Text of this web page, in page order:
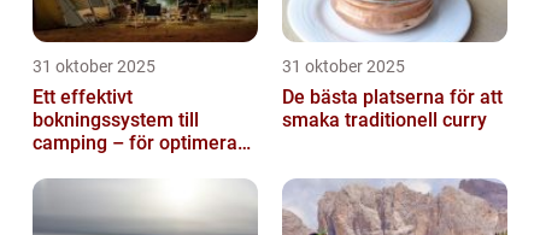
31 oktober 2025
Ett effektivt
bokningssystem till
camping – för optimerad
31 oktober 2025
De bästa platserna för att
smaka traditionell curry